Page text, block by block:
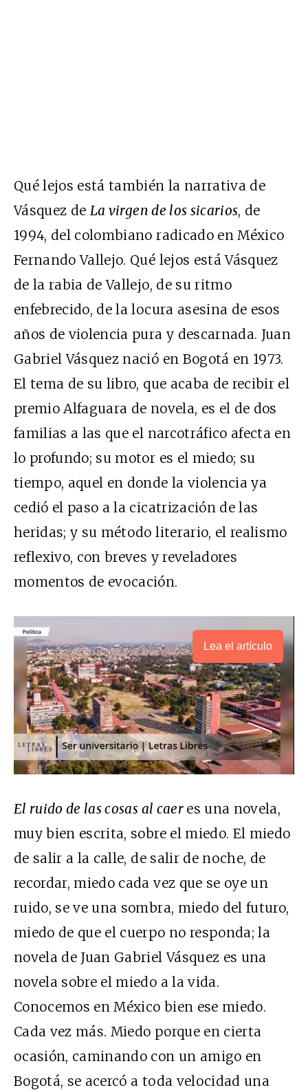
Qué lejos está también la narrativa de
Vásquez de La virgen de los sicarios, de
1994, del colombiano radicado en México
Fernando Vallejo. Qué lejos está Vásquez
de la rabia de Vallejo, de su ritmo
enfebrecido, de la locura asesina de esos
años de violencia pura y descarnada. Juan
Gabriel Vásquez nació en Bogotá en 1973.
El tema de su libro, que acaba de recibir el
premio Alfaguara de novela, es el de dos
familias a las que el narcotráfico afecta en
lo profundo; su motor es el miedo; su
tiempo, aquel en donde la violencia ya
cedió el paso a la cicatrización de las
heridas; y su método literario, el realismo
reflexivo, con breves y reveladores
momentos de evocación.
Lea el artículo
El ruido de las cosas al caer es una novela,
muy bien escrita, sobre el miedo. El miedo
de salir a la calle, de salir de noche, de
recordar, miedo cada vez que se oye un
ruido, se ve una sombra, miedo del futuro,
miedo de que el cuerpo no responda; la
novela de Juan Gabriel Vásquez es una
novela sobre el miedo a la vida.
Conocemos en México bien ese miedo.
Cada vez más. Miedo porque en cierta
ocasión, caminando con un amigo en
Bogotá, se acercó a toda velocidad una